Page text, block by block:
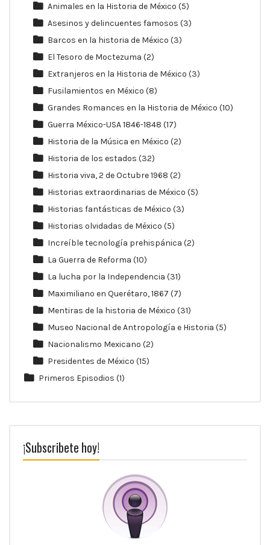
Animales en la Historia de México (5)
Asesinos y delincuentes famosos (3)
Barcos en la historia de México (3)
El Tesoro de Moctezuma (2)
Extranjeros en la Historia de México (3)
Fusilamientos en México (8)
Grandes Romances en la Historia de México (10)
Guerra México-USA 1846-1848 (17)
Historia de la Música en México (2)
Historia de los estados (32)
Historia viva, 2 de Octubre 1968 (2)
Historias extraordinarias de México (5)
Historias fantásticas de México (3)
Historias olvidadas de México (5)
Increíble tecnología prehispánica (2)
La Guerra de Reforma (10)
La lucha por la Independencia (31)
Maximiliano en Querétaro, 1867 (7)
Mentiras de la historia de México (31)
Museo Nacional de Antropología e Historia (5)
Nacionalismo Mexicano (2)
Presidentes de México (15)
Primeros Episodios (1)
¡Subscribete hoy!